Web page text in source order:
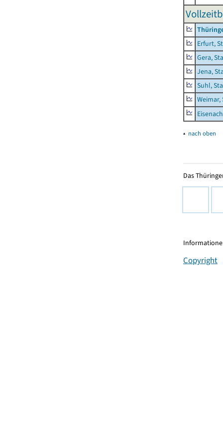
Erfurt,
Gera,
Jena,
Suhl,
Weimar,
▴ nach oben
Das
Copyright